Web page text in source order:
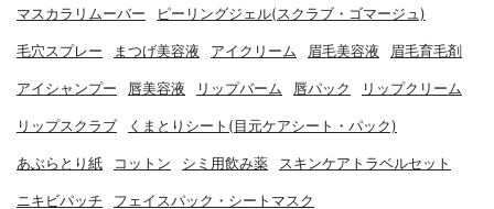
マスカラリムーバー ピーリングジェル(スクラブ・ゴマージュ)
毛穴スプレー まつげ美容液 アイクリーム 眉毛美容液 眉毛育毛剤
アイシャンプー 唇美容液 リップバーム 唇パック リップクリーム
リップスクラブ くまとりシート(目元ケアシート・パック)
あぶらとり紙 コットン シミ用飲み薬 スキンケアトラベルセット
ニキビパッチ フェイスパック・シートマスク